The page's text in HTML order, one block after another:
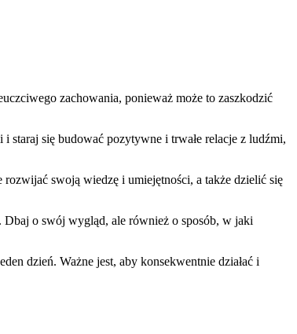
zachowania, ponieważ może to zaszkodzić
się budować pozytywne i trwałe relacje z ludźmi,
rozwijać swoją wiedzę i umiejętności, a także dzielić się
Dbaj o swój wygląd, ale również o sposób, w jaki
dzień. Ważne jest, aby konsekwentnie działać i